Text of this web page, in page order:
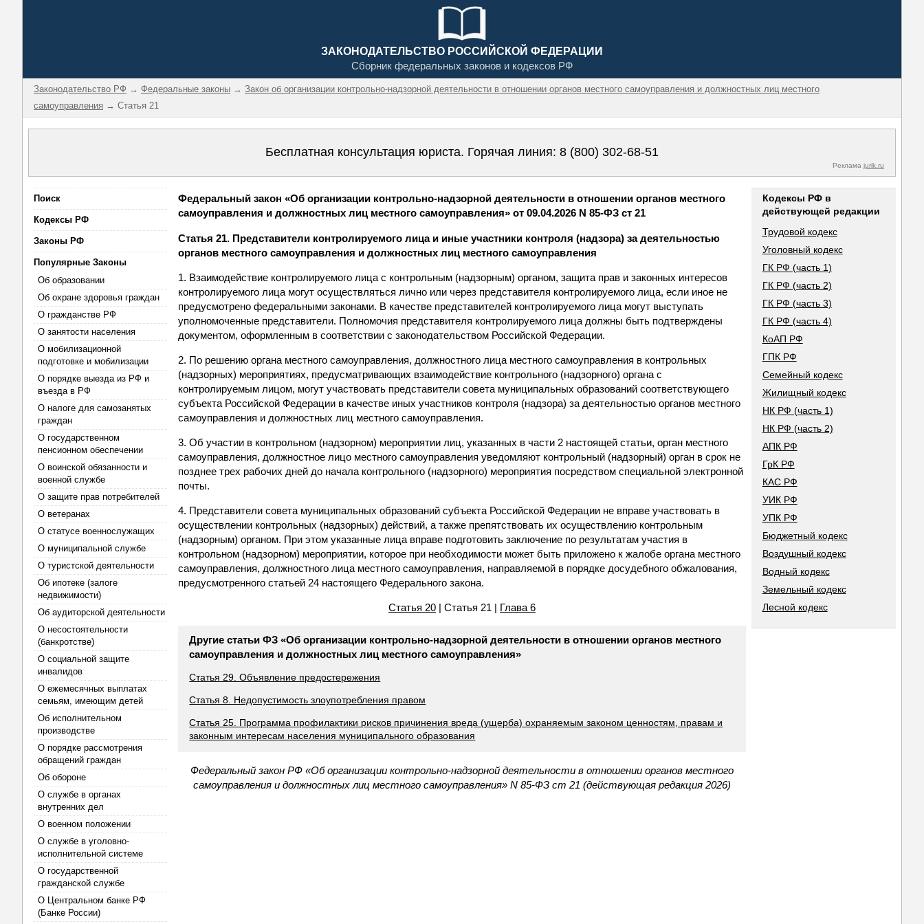
ЗАКОНОДАТЕЛЬСТВО РОССИЙСКОЙ ФЕДЕРАЦИИ
Сборник федеральных законов и кодексов РФ
Законодательство РФ → Федеральные законы → Закон об организации контрольно-надзорной деятельности в отношении органов местного самоуправления и должностных лиц местного
самоуправления → Статья 21
Бесплатная консультация юриста. Горячая линия: 8 (800) 302-68-51
Реклама jurik.ru
Поиск
Кодексы РФ
Законы РФ
Популярные Законы
Об образовании
Об охране здоровья граждан
О гражданстве РФ
О занятости населения
О мобилизационной
подготовке и мобилизации
О порядке выезда из РФ и
въезда в РФ
О налоге для самозанятых
граждан
О государственном
пенсионном обеспечении
О воинской обязанности и
военной службе
О защите прав потребителей
О ветеранах
О статусе военнослужащих
О муниципальной службе
О туристской деятельности
Об ипотеке (залоге
недвижимости)
Об аудиторской деятельности
О несостоятельности
(банкротстве)
О социальной защите
инвалидов
О ежемесячных выплатах
семьям, имеющим детей
Об исполнительном
производстве
О порядке рассмотрения
обращений граждан
Об обороне
О службе в органах
внутренних дел
О военном положении
О службе в уголовно-
исполнительной системе
О государственной
гражданской службе
О Центральном банке РФ
(Банке России)
Федеральный закон «Об организации контрольно-надзорной деятельности в отношении органов местного
самоуправления и должностных лиц местного самоуправления» от 09.04.2026 N 85-ФЗ ст 21
Статья 21. Представители контролируемого лица и иные участники контроля (надзора) за деятельностью
органов местного самоуправления и должностных лиц местного самоуправления
1. Взаимодействие контролируемого лица с контрольным (надзорным) органом, защита прав и законных интересов
контролируемого лица могут осуществляться лично или через представителя контролируемого лица, если иное не
предусмотрено федеральными законами. В качестве представителей контролируемого лица могут выступать
уполномоченные представители. Полномочия представителя контролируемого лица должны быть подтверждены
документом, оформленным в соответствии с законодательством Российской Федерации.
2. По решению органа местного самоуправления, должностного лица местного самоуправления в контрольных
(надзорных) мероприятиях, предусматривающих взаимодействие контрольного (надзорного) органа с
контролируемым лицом, могут участвовать представители совета муниципальных образований соответствующего
субъекта Российской Федерации в качестве иных участников контроля (надзора) за деятельностью органов местного
самоуправления и должностных лиц местного самоуправления.
3. Об участии в контрольном (надзорном) мероприятии лиц, указанных в части 2 настоящей статьи, орган местного
самоуправления, должностное лицо местного самоуправления уведомляют контрольный (надзорный) орган в срок не
позднее трех рабочих дней до начала контрольного (надзорного) мероприятия посредством специальной электронной
почты.
4. Представители совета муниципальных образований субъекта Российской Федерации не вправе участвовать в
осуществлении контрольных (надзорных) действий, а также препятствовать их осуществлению контрольным
(надзорным) органом. При этом указанные лица вправе подготовить заключение по результатам участия в
контрольном (надзорном) мероприятии, которое при необходимости может быть приложено к жалобе органа местного
самоуправления, должностного лица местного самоуправления, направляемой в порядке досудебного обжалования,
предусмотренного статьей 24 настоящего Федерального закона.
Статья 20| Статья 21 | Глава 6
Другие статьи ФЗ «Об организации контрольно-надзорной деятельности в отношении органов местного
самоуправления и должностных лиц местного самоуправления»
Статья 29. Объявление предостережения
Статья 8. Недопустимость злоупотребления правом
Статья 25. Программа профилактики рисков причинения вреда (ущерба) охраняемым законом ценностям, правам и
законным интересам населения муниципального образования
Федеральный закон РФ «Об организации контрольно-надзорной деятельности в отношении органов местного
самоуправления и должностных лиц местного самоуправления» N 85-ФЗ ст 21 (действующая редакция 2026)
Кодексы РФ в
действующей редакции
Трудовой кодекс
Уголовный кодекс
ГК РФ (часть 1)
ГК РФ (часть 2)
ГК РФ (часть 3)
ГК РФ (часть 4)
КоАП РФ
ГПК РФ
Семейный кодекс
Жилищный кодекс
НК РФ (часть 1)
НК РФ (часть 2)
АПК РФ
ГрК РФ
КАС РФ
УИК РФ
УПК РФ
Бюджетный кодекс
Воздушный кодекс
Водный кодекс
Земельный кодекс
Лесной кодекс